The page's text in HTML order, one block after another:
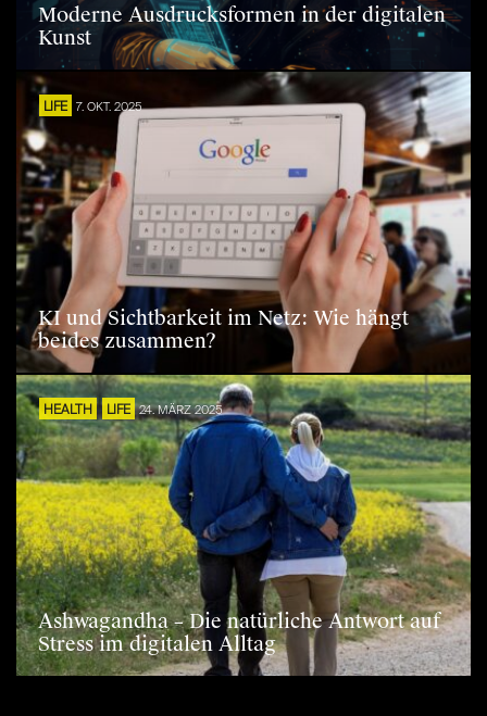
Moderne Ausdrucksformen in der digitalen
Kunst
LIFE 7. OKT. 2025
KI und Sichtbarkeit im Netz: Wie hängt
beides zusammen?
HEALTH LIFE 24. MÄRZ 2025
Ashwagandha – Die natürliche Antwort auf
Stress im digitalen Alltag